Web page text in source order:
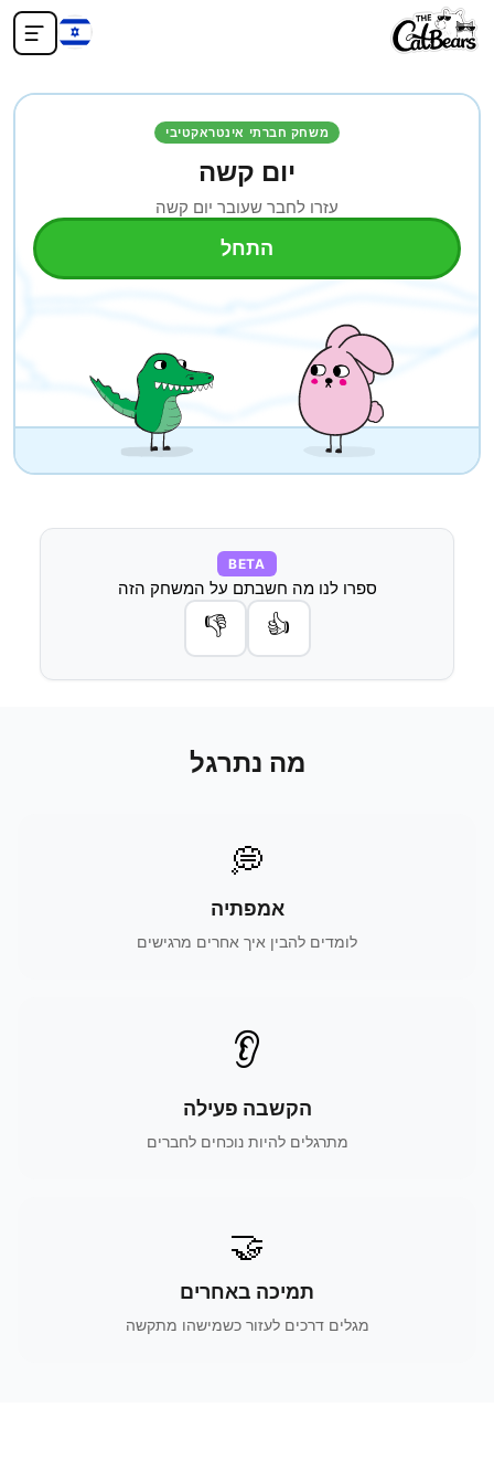
משחק חברתי אינטראקטיבי
יום קשה
עזרו לחבר שעובר יום קשה
התחל
BETA
ספרו לנו מה חשבתם על המשחק הזה
👍
👎
מה נתרגל
💭
אמפתיה
לומדים להבין איך אחרים מרגישים
👂
הקשבה פעילה
מתרגלים להיות נוכחים לחברים
🤝
תמיכה באחרים
מגלים דרכים לעזור כשמישהו מתקשה